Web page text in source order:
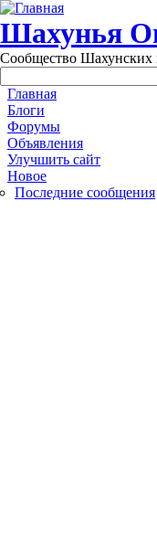
Перейти к основному
Шахунья
Сообщество Шахунских
Main menu
Главная
Блоги
Форумы
Объявления
Улучшить сайт
Новое
Последние сообщения